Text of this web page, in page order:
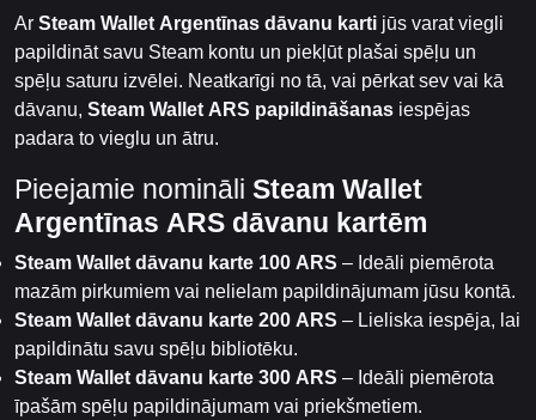
Ar Steam Wallet Argentīnas dāvanu karti jūs varat viegli
papildināt savu Steam kontu un piekļūt plašai spēļu un
spēļu saturu izvēlei. Neatkarīgi no tā, vai pērkat sev vai kā
dāvanu, Steam Wallet ARS papildināšanas iespējas
padara to vieglu un ātru.
Pieejamie nomināli Steam Wallet
Argentīnas ARS dāvanu kartēm
Steam Wallet dāvanu karte 100 ARS – Ideāli piemērota
mazām pirkumiem vai nelielam papildinājumam jūsu kontā.
Steam Wallet dāvanu karte 200 ARS – Lieliska iespēja, lai
papildinātu savu spēļu bibliotēku.
Steam Wallet dāvanu karte 300 ARS – Ideāli piemērota
īpašām spēļu papildinājumam vai priekšmetiem.